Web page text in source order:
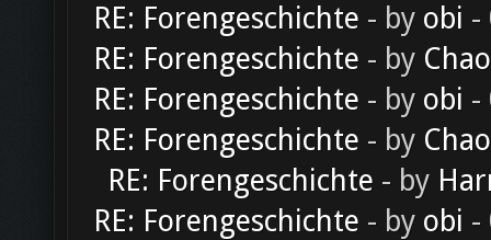
RE: Forengeschichte - by obi -
RE: Forengeschichte - by
RE: Forengeschichte - by obi -
RE: Forengeschichte - by
RE: Forengeschichte - by
RE: Forengeschichte - by obi -